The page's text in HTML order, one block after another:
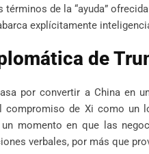
de la “ayuda”
explícitamente
de
por convertir a China en
compromiso de Xi como un
momento en que las
verbales, por más que